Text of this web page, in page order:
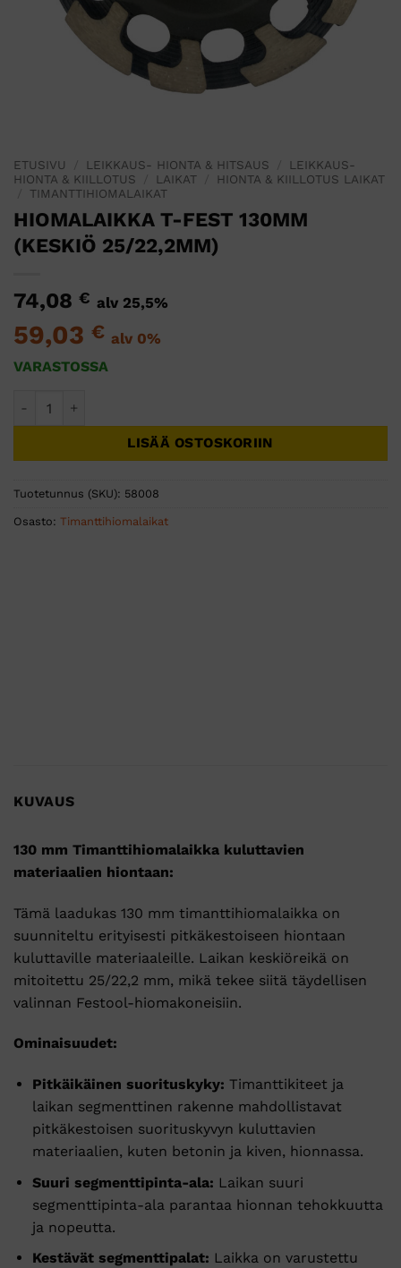
ETUSIVU LEIKKAUS- HIONTA & HITSAUS
LEIKKAUS-
HIONTA & KIILLOTUS
LAIKAT
HIONTA & KIILLOTUS LAIKAT
TIMANTTIHIOMALAIKAT
HIOMALAIKKA T-FEST 130MM
(KESKIÖ 25/22,2MM)
74,08 € alv 25,5%
59,03 € alv 0%
VARASTOSSA
LISÄÄ OSTOSKORIIN
Tuotetunnus (SKU): 58008
Osasto: Timanttihiomalaikat
KUVAUS
130 mm Timanttihiomalaikka kuluttavien
materiaalien hiontaan:
Tämä laadukas 130 mm timanttihiomalaikka on
suunniteltu erityisesti pitkäkestoiseen hiontaan
kuluttaville materiaaleille. Laikan keskiöreikä on
mitoitettu 25/22,2 mm, mikä tekee siitä täydellisen
valinnan Festool-hiomakoneisiin.
Ominaisuudet:
Pitkäikäinen suorituskyky: Timanttikiteet ja
laikan segmenttinen rakenne mahdollistavat
pitkäkestoisen suorituskyvyn kuluttavien
materiaalien, kuten betonin ja kiven, hionnassa.
Suuri segmenttipinta-ala: Laikan suuri
segmenttipinta-ala parantaa hionnan tehokkuutta
ja nopeutta.
Kestävät segmenttipalat: Laikka on varustettu